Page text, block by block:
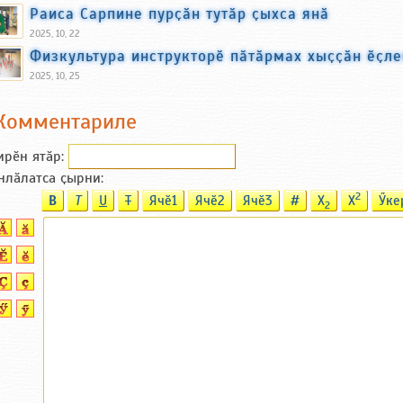
Раиса Сарпине пурҫӑн тутӑр ҫыхса янӑ
2025, 10, 22
Физкультура инструкторӗ пӑтӑрмах хыҫҫӑн
2025, 10, 25
ятӑp:
ҫырни:
B T U T Ячӗ1 Ячӗ2 Ячӗ3 # X2 X2